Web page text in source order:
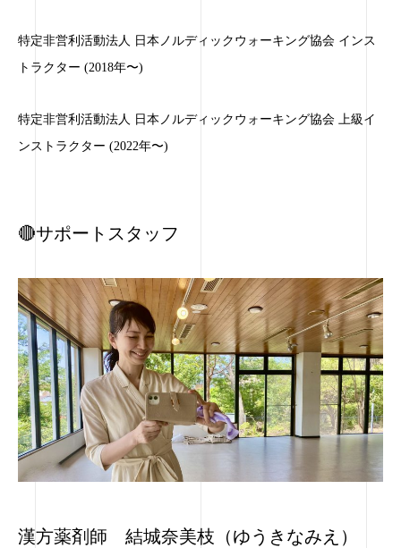
特定非営利活動法人 日本ノルディックウォーキング協会 インス
トラクター (2018年〜)
特定非営利活動法人 日本ノルディックウォーキング協会 上級イ
ンストラクター (2022年〜)
🔴サポートスタッフ
漢方薬剤師 結城奈美枝（ゆうきなみえ）